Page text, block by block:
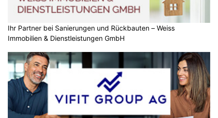
Ihr Partner bei Sanierungen und Rückbauten – Weiss
Immobilien & Dienstleistungen GmbH